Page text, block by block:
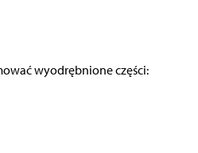
wyodrębnione części: